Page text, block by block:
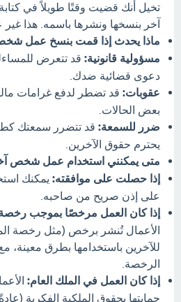
تخيل أنك قضيت وقتًا طويلاً في
آخر بنسخها ونشرها باسمه. هذا
ماذا يحدث إذا قمت بنسخ عمل
مسؤولية قانونية: قد تتعرض
دعوى قضائية ضدك.
عقوبات: قد تضطر لدفع غرامات
بعض الحالات.
ضرر للسمعة: قد تتضرر سمعتك
يحترم حقوق الآخرين.
متى يمكنني استخدام عمل شخص
إذا حصلت على موافقته: يمكنك
على إذن صريح من صاحبه.
إذا كان العمل مرخصًا بموجب
الأعمال تُنشر برخص (مثل رخصة
للآخرين باستخدامها بطرق معينة،
الرخصة.
إذا كان العمل في الملك العام:
حمايتها بحقوق الملكية الفكرية